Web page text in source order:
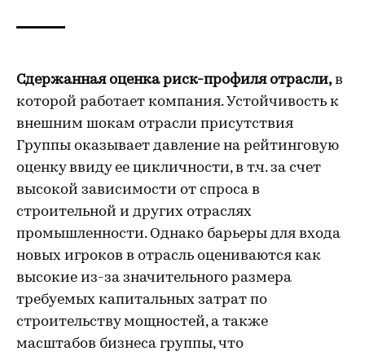
Сдержанная оценка риск-профиля отрасли, в
которой работает компания. Устойчивость к
внешним шокам отрасли присутствия
Группы оказывает давление на рейтинговую
оценку ввиду ее цикличности, в т.ч. за счет
высокой зависимости от спроса в
строительной и других отраслях
промышленности. Однако барьеры для входа
новых игроков в отрасль оцениваются как
высокие из-за значительного размера
требуемых капитальных затрат по
строительству мощностей, а также
масштабов бизнеса группы, что